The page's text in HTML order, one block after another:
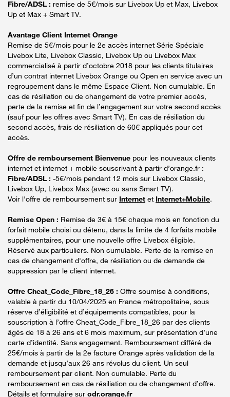
Fibre/ADSL : remise de 5€/mois sur Livebox Up et Max, Livebox
Up et Max + Smart TV.
Avantage Client Internet Orange
Remise de 5€/mois pour le 2e accès internet Série Spéciale
Livebox Lite, Livebox Classic, Livebox Up ou Livebox Max
commercialisé à partir d’octobre 2018 pour les clients titulaires
d’un contrat internet Livebox Orange ou Open en service avec un
regroupement dans le même Espace Client. Non cumulable. En
cas de résiliation ou de changement de votre premier accès,
perte de la remise et fin de l’engagement sur votre second accès
(sauf pour les offres avec Smart TV). En cas de résiliation du
second accès, frais de résiliation de 60€ appliqués pour cet
accès.
Offre de remboursement Bienvenue pour les nouveaux clients
internet et internet + mobile souscrivant à partir d’orange.fr :
Fibre/ADSL : -5€/mois pendant 12 mois sur Livebox Classic,
Livebox Up, Livebox Max (avec ou sans Smart TV).
Voir l'offre de remboursement sur Internet et Internet+Mobile.
Remise Open : Remise de 3€ à 15€ chaque mois en fonction du
forfait mobile choisi ou détenu, dans la limite de 4 forfaits mobile
supplémentaires, pour une nouvelle offre Livebox éligible.
Réservé aux particuliers. Non cumulable. Perte de la remise en
cas de changement d'offre, de résiliation ou de demande de
suppression par le client internet.
Offre Cheat_Code_Fibre_18_26 : Offre soumise à conditions,
valable à partir du 10/04/2025 en France métropolitaine, sous
réserve d’éligibilité et d’équipements compatibles, pour la
souscription à l’offre Cheat_Code_Fibre_18_26 par des clients
âgés de 18 à 26 ans et 6 mois maximum, sur présentation d’une
carte d’identité. Sans engagement. Remboursement différé de
25€/mois à partir de la 2e facture Orange après validation de la
demande et jusqu’aux 26 ans révolus du client. Un seul
remboursement par client. Non cumulable. Perte du
remboursement en cas de résiliation ou de changement d’offre.
Détails et formulaire sur odr.orange.fr